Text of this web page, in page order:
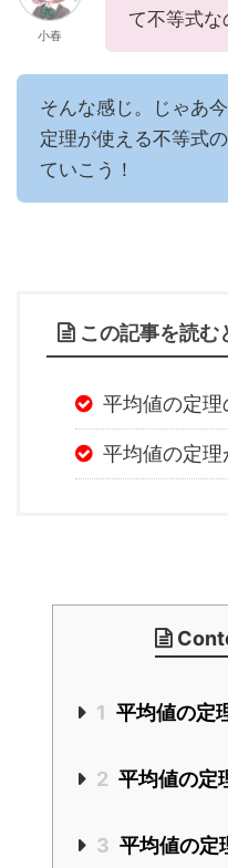
小春
て不等式な
そんな感じ。じゃあ
定理が使える不等式
ていこう！
この記事を読む
平均値の定理
平均値の定
1 平均値の定
2 平均値の定
3 平均値の定